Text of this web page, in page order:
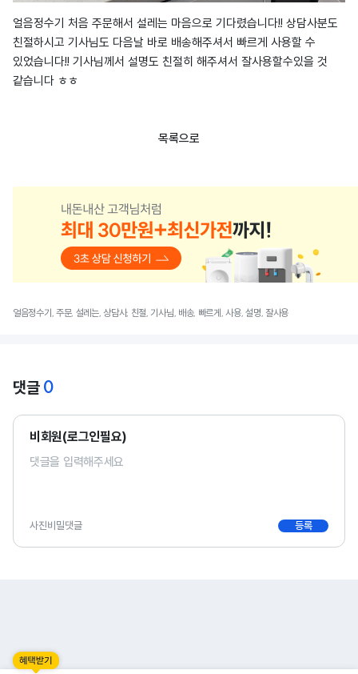
얼음정수기 처음 주문해서 설레는 마음으로 기다렸습니다!! 상담사분도
친절하시고 기사님도 다음날 바로 배송해주셔서 빠르게 사용할 수
있었습니다!! 기사님께서 설명도 친절히 해주셔서 잘사용할수있을 것
같습니다 ㅎㅎ
목록으로
얼음정수기, 주문, 설레는, 상담사, 친절, 기사님, 배송, 빠르게, 사용, 설명, 잘사용
댓글 0
비회원(로그인필요)
사진비밀댓글 등록